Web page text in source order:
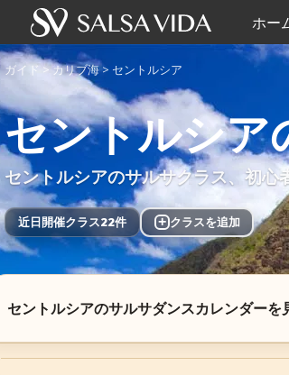
ホー
ガイド >カリブ海> セントルシア
セントルシア
セントルシアのサルサクラス、初
近日開催クラス22件 + クラスを追加
セントルシアのサルサダンスカレンダーを